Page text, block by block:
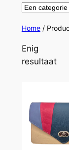
Een
categorie
Home/
Enig
resultaat